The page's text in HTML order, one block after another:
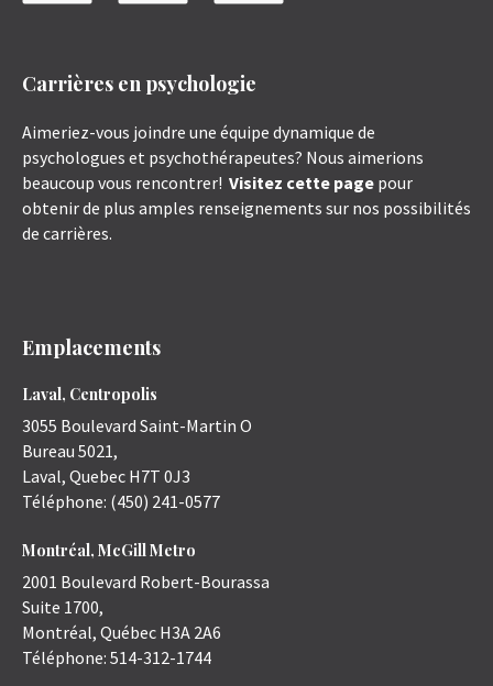
Carrières en psychologie
Aimeriez-vous joindre une équipe dynamique de
psychologues et psychothérapeutes? Nous aimerions
beaucoup vous rencontrer! Visitez cette page pour
obtenir de plus amples renseignements sur nos possibilités
de carrières.
Emplacements
Laval, Centropolis
3055 Boulevard Saint-Martin O
Bureau 5021,
Laval, Quebec H7T 0J3
Téléphone: (450) 241-0577
Montréal, McGill Metro
2001 Boulevard Robert-Bourassa
Suite 1700,
Montréal, Québec H3A 2A6
Téléphone: 514-312-1744